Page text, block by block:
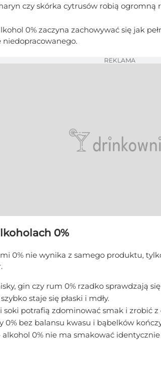
czy skórka cytrusów robią ogromną
0% zaczyna zachowywać się jak
REKLAMA
0%
0% nie wynika z samego produktu,
gin czy rum 0% rzadko sprawdzają
staje się płaski i mdły.
soki potrafią zdominować smak i zrobić z
0% bez balansu kwasu i bąbelków
alkohol 0% nie ma smakować